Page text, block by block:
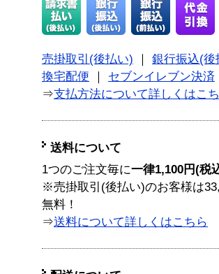
売掛取引(後払い) ｜ 銀行振込(後
換宅配便 ｜ セブンイレブン決済
⇒支払方法について詳しくはこ
送料について
1つのご注文毎に一律1,100円(税
※売掛取引(後払い)のお客様は
無料！
⇒送料について詳しくはこちら